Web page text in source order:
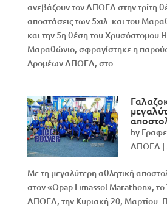
ανεβάζουν τον ΑΠΟΕΛ στην τρίτη
αποστάσεις των 5χιλ. και του
και την 5η θέση του Χρυσόστομου
Μαραθώνιο, σφραγίστηκε η
Δρομέων ΑΠΟΕΛ, στο...
by
ΑΠΟΕΛ |
Με τη μεγαλύτερη αθλητική
στον «Opap Limassol Marathon»,
ΑΠΟΕΛ, την Κυριακή 20, Μαρτίου.